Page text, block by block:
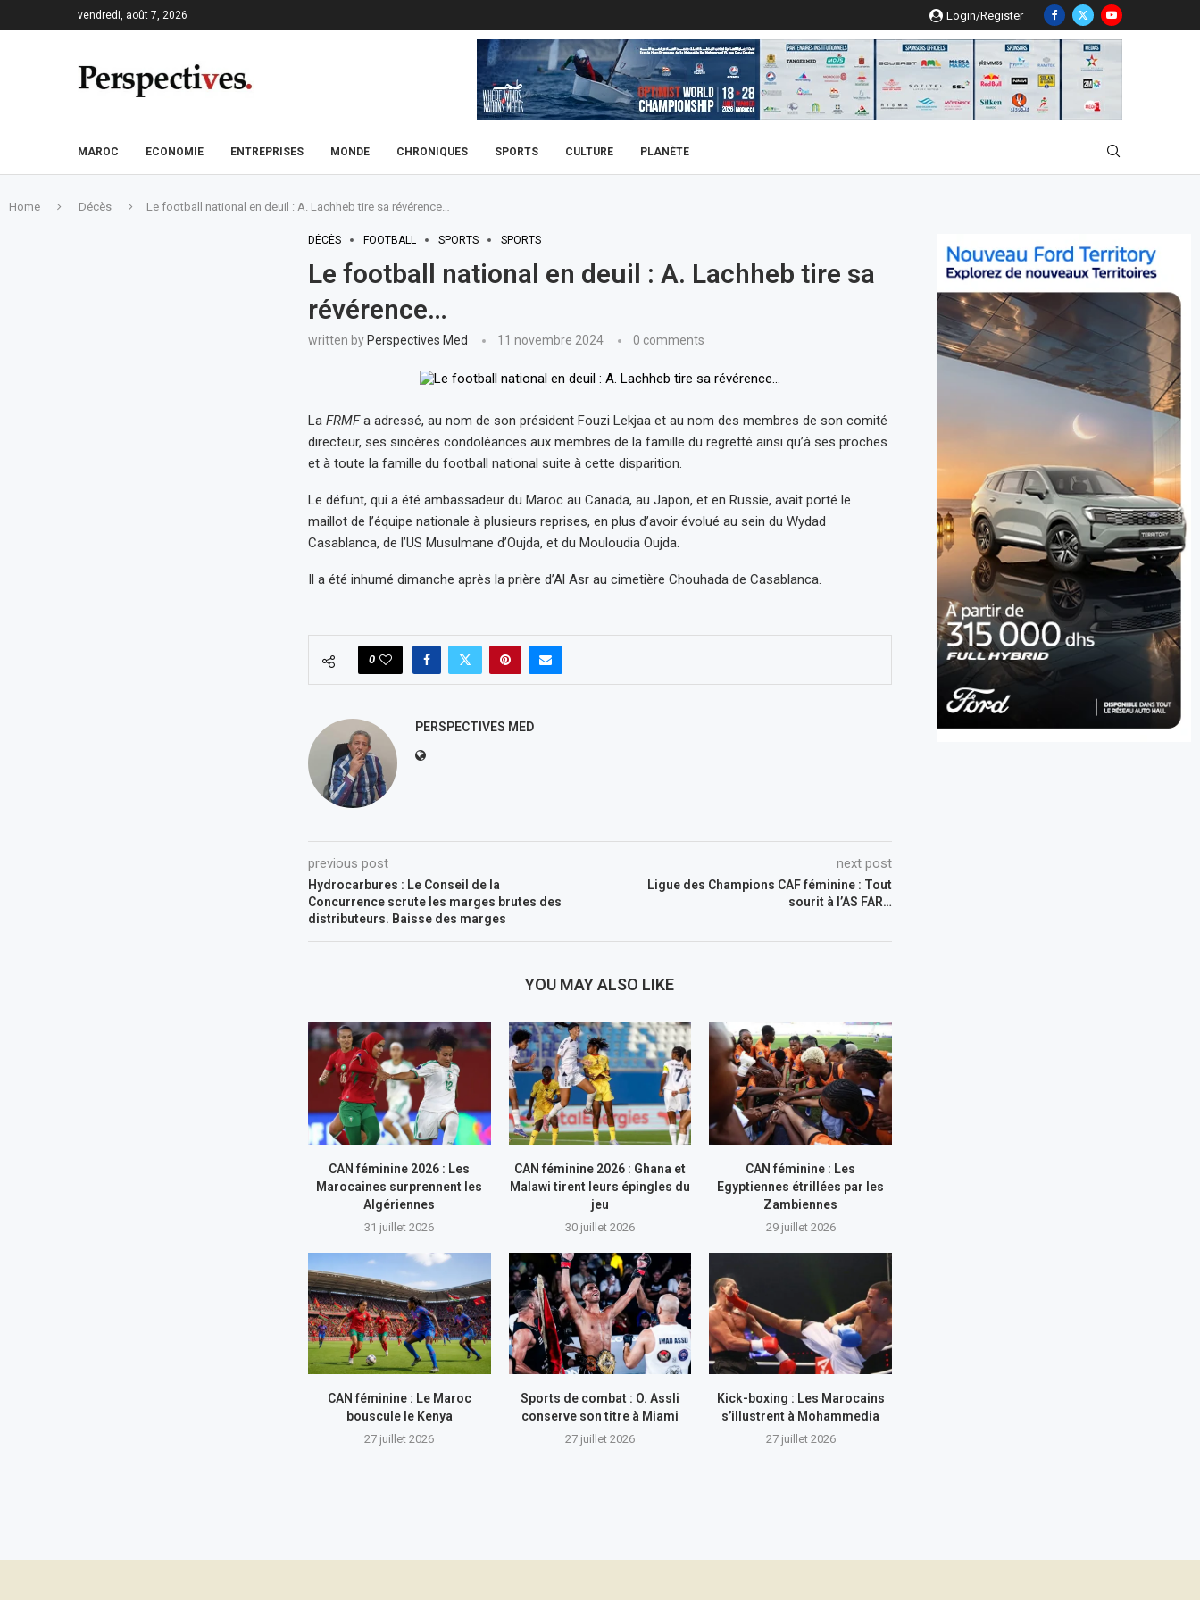
vendredi, août 7, 2026 Login/Register
MAROC ECONOMIE ENTREPRISES MONDE CHRONIQUES SPORTS CULTURE PLANÈTE
Home Décès Le football national en deuil : A. Lachheb tire sa révérence…
DÉCÈS FOOTBALL SPORTS SPORTS
Le football national en deuil : A. Lachheb tire sa
révérence…
written by Perspectives Med 11 novembre 2024 0 comments
La FRMFa adressé, au nom de son président Fouzi Lekjaa et au nom des membres de son comité
directeur, ses sincères condoléances aux membres de la famille du regretté ainsi qu’à ses proches
et à toute la famille du football national suite à cette disparition.
Le défunt, qui a été ambassadeur du Maroc au Canada, au Japon, et en Russie, avait porté le
maillot de l’équipe nationale à plusieurs reprises, en plus d’avoir évolué au sein du Wydad
Casablanca, de l’US Musulmane d’Oujda, et du Mouloudia Oujda.
Il a été inhumé dimanche après la prière d’Al Asr au cimetière Chouhada de Casablanca.
0
PERSPECTIVES MED
previous post
Hydrocarbures : Le Conseil de la
Concurrence scrute les marges brutes des
distributeurs. Baisse des marges
next post
Ligue des Champions CAF féminine : Tout
sourit à l’AS FAR…
YOU MAY ALSO LIKE
CAN féminine 2026 : Les
Marocaines surprennent les
Algériennes
31 juillet 2026
CAN féminine 2026 : Ghana et
Malawi tirent leurs épingles du
jeu
30 juillet 2026
CAN féminine : Les
Egyptiennes étrillées par les
Zambiennes
29 juillet 2026
CAN féminine : Le Maroc
bouscule le Kenya
27 juillet 2026
Sports de combat : O. Assli
conserve son titre à Miami
27 juillet 2026
Kick-boxing : Les Marocains
s’illustrent à Mohammedia
27 juillet 2026